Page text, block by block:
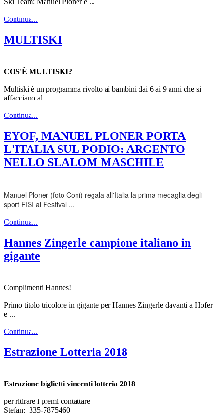
Ski Team: Manuel Ploner e ...
Continua...
MULTISKI
COS'È MULTISKI?
Multiski è un programma rivolto ai bambini dai 6 ai 9 anni che si
affacciano al ...
Continua...
EYOF, MANUEL PLONER PORTA
L'ITALIA SUL PODIO: ARGENTO
NELLO SLALOM MASCHILE
Manuel Ploner (foto Coni) regala all'Italia la prima medaglia degli
sport FISI al Festival ...
Continua...
Hannes Zingerle campione italiano in
gigante
Complimenti Hannes!
Primo titolo tricolore in gigante per Hannes Zingerle davanti a Hofer
e ...
Continua...
Estrazione Lotteria 2018
Estrazione biglietti vincenti lotteria 2018
per ritirare i premi contattare
Stefan: 335-7875460